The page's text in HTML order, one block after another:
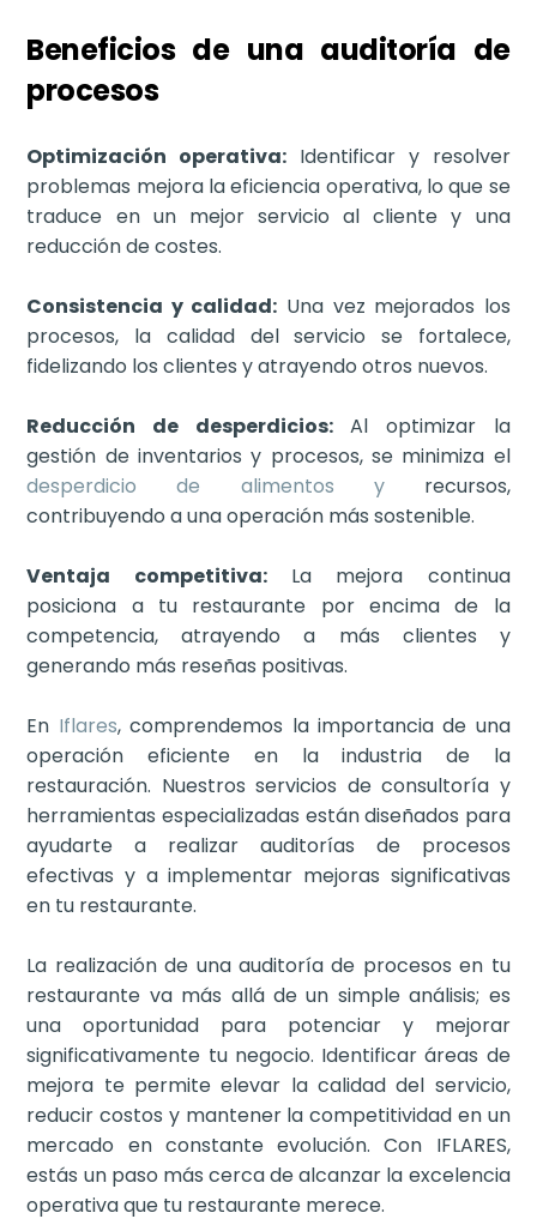
Beneficios de una auditoría de
procesos
Optimización operativa: Identificar y resolver
problemas mejora la eficiencia operativa, lo que se
traduce en un mejor servicio al cliente y una
reducción de costes.
Consistencia y calidad: Una vez mejorados los
procesos, la calidad del servicio se fortalece,
fidelizando los clientes y atrayendo otros nuevos.
Reducción de desperdicios:Al optimizar la
gestión de inventarios y procesos, se minimiza el
desperdicio de alimentos yrecursos,
contribuyendo a una operación más sostenible.
Ventaja competitiva:La mejora continua
posiciona a tu restaurante por encima de la
competencia, atrayendo a más clientes y
generando más reseñas positivas.
En Iflares, comprendemos la importancia de una
operación eficiente en la industria de la
restauración. Nuestros servicios de consultoría y
herramientas especializadas están diseñados para
ayudarte a realizar auditorías de procesos
efectivas y a implementar mejoras significativas
en tu restaurante.
La realización de una auditoría de procesos en tu
restaurante va más allá de un simple análisis; es
una oportunidad para potenciar y mejorar
significativamente tu negocio. Identificar áreas de
mejora te permite elevar la calidad del servicio,
reducir costos y mantener la competitividad en un
mercado en constante evolución. Con IFLARES,
estás un paso más cerca de alcanzar la excelencia
operativa que tu restaurante merece.